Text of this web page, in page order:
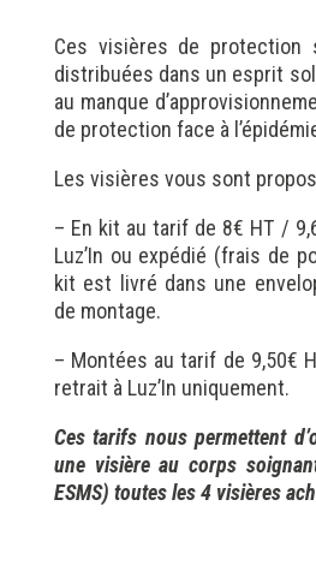
Ces visières de protection
distribuées dans un esprit
au manque
de protection face à
Les visières vous sont
– En kit au tarif de 8€ HT /
Luz’In ou expédié (frais de
kit est livré dans une
de montage.
– Montées au tarif de 9,50€
retrait à Luz’In uniquement.
Ces tarifs nous permettent
une visière au corps
ESMS) toutes les 4 visières